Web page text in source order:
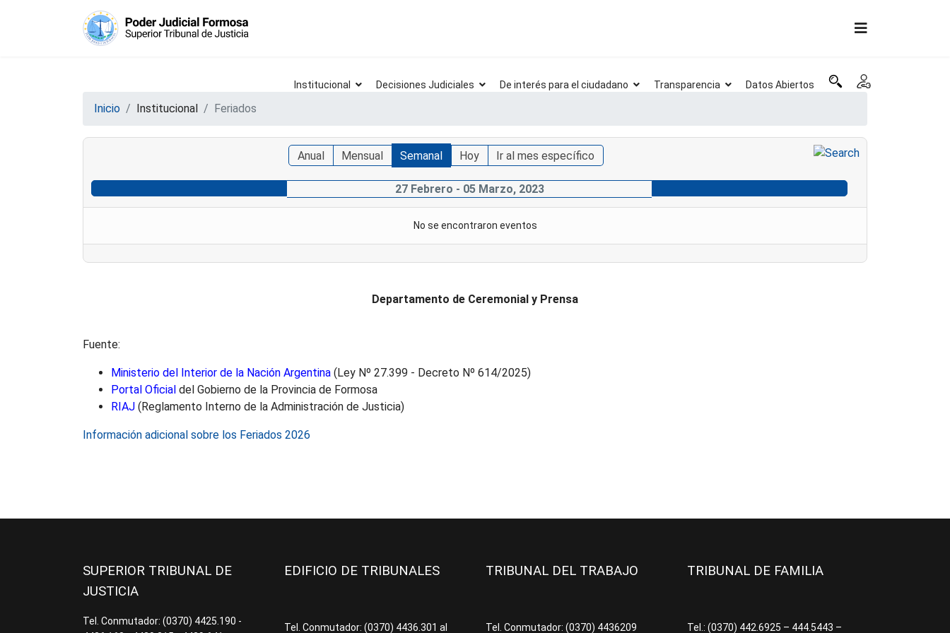
Institucional Decisiones Judiciales De interés para el ciudadano Transparencia Datos Abiertos
Inicio Institucional Feriados
Anual Mensual Semanal Hoy Ir al mes específico
27 Febrero - 05 Marzo, 2023
No se encontraron eventos
Departamento de Ceremonial y Prensa
Fuente:
Ministerio del Interior de la Nación Argentina (Ley Nº 27.399 - Decreto Nº 614/2025)
Portal Oficial del Gobierno de la Provincia de Formosa
RIAJ (Reglamento Interno de la Administración de Justicia)
Información adicional sobre los Feriados 2026
SUPERIOR TRIBUNAL DE
JUSTICIA
Tel. Conmutador: (0370) 4425.190 -
EDIFICIO DE TRIBUNALES
Tel. Conmutador: (0370) 4436.301 al
TRIBUNAL DEL TRABAJO
Tel. Conmutador: (0370) 4436209
TRIBUNAL DE FAMILIA
Tel.: (0370) 442.6925 – 444.5443 –